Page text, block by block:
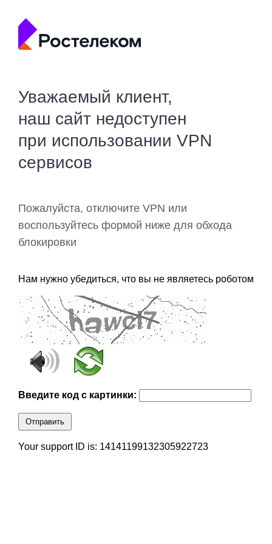
Уважаемый клиент,
наш сайт недоступен
при использовании VPN
сервисов
Пожалуйста, отключите VPN или
воспользуйтесь формой ниже для обхода
блокировки
Нам нужно убедиться, что вы не являетесь роботом
Введите код с картинки:
Отправить
Your support ID is: 14141199132305922723